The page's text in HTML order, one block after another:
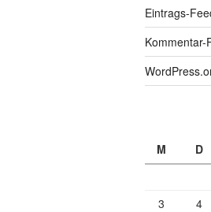
Eintrags-
Kommentar-
M
D
3
4